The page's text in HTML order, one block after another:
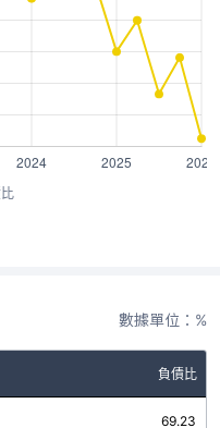
數據單位：%
負債比
69.23